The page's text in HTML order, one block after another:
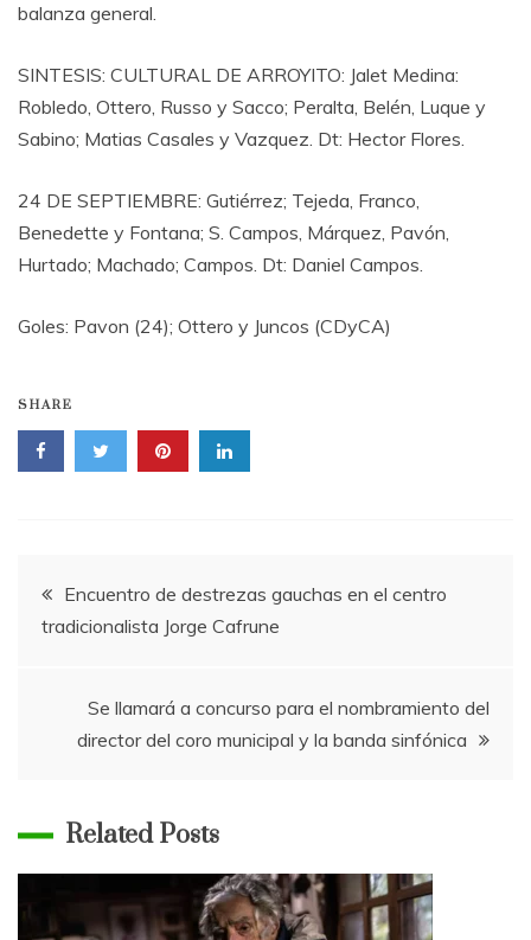
balanza general.
SINTESIS: CULTURAL DE ARROYITO: Jalet Medina:
Robledo, Ottero, Russo y Sacco; Peralta, Belén, Luque y
Sabino; Matias Casales y Vazquez. Dt: Hector Flores.
24 DE SEPTIEMBRE: Gutiérrez; Tejeda, Franco,
Benedette y Fontana; S. Campos, Márquez, Pavón,
Hurtado; Machado; Campos. Dt: Daniel Campos.
Goles: Pavon (24); Ottero y Juncos (CDyCA)
SHARE
Navegación
de
entradas
Encuentro de destrezas gauchas en el centro
tradicionalista Jorge Cafrune
Se llamará a concurso para el nombramiento del
director del coro municipal y la banda sinfónica
Related Posts